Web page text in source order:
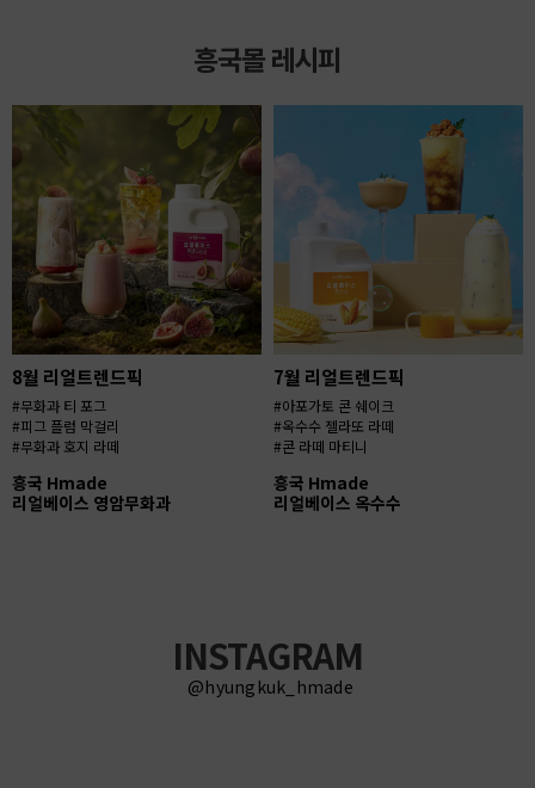
흥국몰 레시피
8월 리얼트렌드픽
#무화과 티 포그
#피그 플럼 막걸리
#무화과 호지 라떼
흥국 Hmade
리얼베이스 영암무화과
7월 리얼트렌드픽
#아포가토 콘 쉐이크
#옥수수 젤라또 라떼
#콘 라떼 마티니
흥국 Hmade
리얼베이스 옥수수
INSTAGRAM
@hyungkuk_hmade